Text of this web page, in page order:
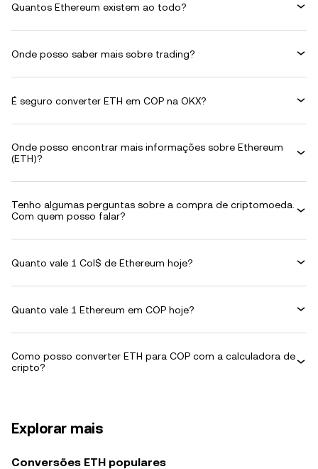
Quantos Ethereum existem ao todo?
Onde posso saber mais sobre trading?
É seguro converter ETH em COP na OKX?
Onde posso encontrar mais informações sobre Ethereum
(ETH)?
Tenho algumas perguntas sobre a compra de criptomoeda.
Com quem posso falar?
Quanto vale 1 Col$ de Ethereum hoje?
Quanto vale 1 Ethereum em COP hoje?
Como posso converter ETH para COP com a calculadora de
cripto?
Explorar mais
Conversões ETH populares